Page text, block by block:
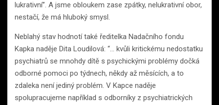
lukrativní”. A jsme obloukem zase zpátky, nelukrativní obor,
nestačí, že má hluboký smysl.
Neblahý stav hodnotí také ředitelka Nadačního fondu
Kapka naděje Dita Loudilová: “… kvůli kritickému nedostatku
psychiatrů se mnohdy dítě s psychickými problémy dočká
odborné pomoci po týdnech, někdy až měsících, a to
zdaleka není jediný problém. V Kapce naděje
spolupracujeme například s odborníky z psychiatrických